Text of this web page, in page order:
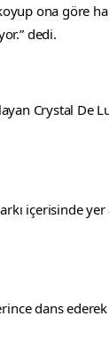
ona göre
dedi.
Crystal De
içerisinde yer
dans ederek